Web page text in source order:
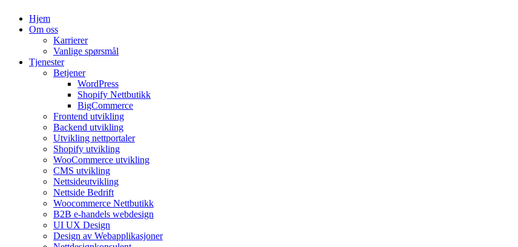
Hjem
Om oss
Karrierer
Vanlige spørsmål
Tjenester
Betjener
WordPress
Shopify Nettbutikk
BigCommerce
Frontend utvikling
Backend utvikling
Utvikling nettportaler
Shopify utvikling
WooCommerce utvikling
CMS utvikling
Nettsideutvikling
Nettside Bedrift
Woocommerce Nettbutikk
B2B e-handels webdesign
UI UX Design
Design av Webapplikasjoner